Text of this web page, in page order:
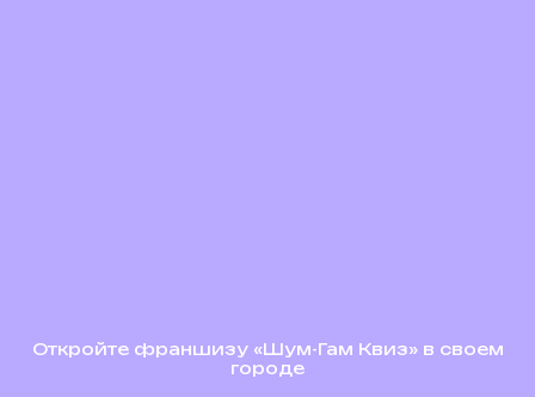
Откройте франшизу «Шум-Гам Квиз» в своем
городе